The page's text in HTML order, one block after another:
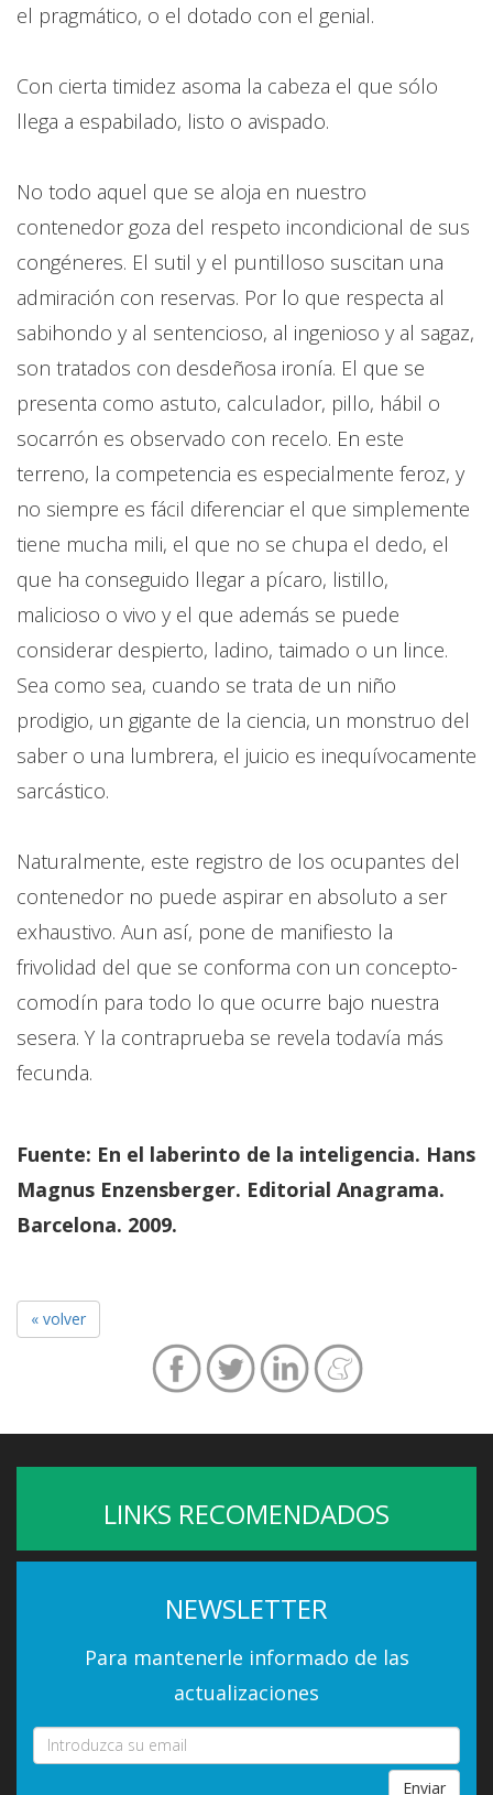
el pragmático, o el dotado con el genial.
Con cierta timidez asoma la cabeza el que sólo
llega a espabilado, listo o avispado.
No todo aquel que se aloja en nuestro
contenedor goza del respeto incondicional de sus
congéneres. El sutil y el puntilloso suscitan una
admiración con reservas. Por lo que respecta al
sabihondo y al sentencioso, al ingenioso y al sagaz,
son tratados con desdeñosa ironía. El que se
presenta como astuto, calculador, pillo, hábil o
socarrón es observado con recelo. En este
terreno, la competencia es especialmente feroz, y
no siempre es fácil diferenciar el que simplemente
tiene mucha mili, el que no se chupa el dedo, el
que ha conseguido llegar a pícaro, listillo,
malicioso o vivo y el que además se puede
considerar despierto, ladino, taimado o un lince.
Sea como sea, cuando se trata de un niño
prodigio, un gigante de la ciencia, un monstruo del
saber o una lumbrera, el juicio es inequívocamente
sarcástico.
Naturalmente, este registro de los ocupantes del
contenedor no puede aspirar en absoluto a ser
exhaustivo. Aun así, pone de manifiesto la
frivolidad del que se conforma con un concepto-
comodín para todo lo que ocurre bajo nuestra
sesera. Y la contraprueba se revela todavía más
fecunda.
Fuente: En el laberinto de la inteligencia. Hans
Magnus Enzensberger. Editorial Anagrama.
Barcelona. 2009.
« volver
LINKS RECOMENDADOS
NEWSLETTER
Para mantenerle informado de las
actualizaciones
Enviar